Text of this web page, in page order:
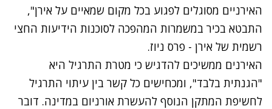
האירניים מסוגלים לפגוע בכל מקום שמאיים על אירן",
התבטא בכיר במשמרות המהפכה לסוכנות הידיעות החצי
רשמית של אירן - פרס ניוז.
האירנים ממשיכים להדגיש כי מטרת התרגיל היא
"הגנתית בלבד", ומכחישים כל קשר בין עיתוי התרגיל
לחשיפת המתקן הנוסף להעשרת אורניום במדינה. דובר